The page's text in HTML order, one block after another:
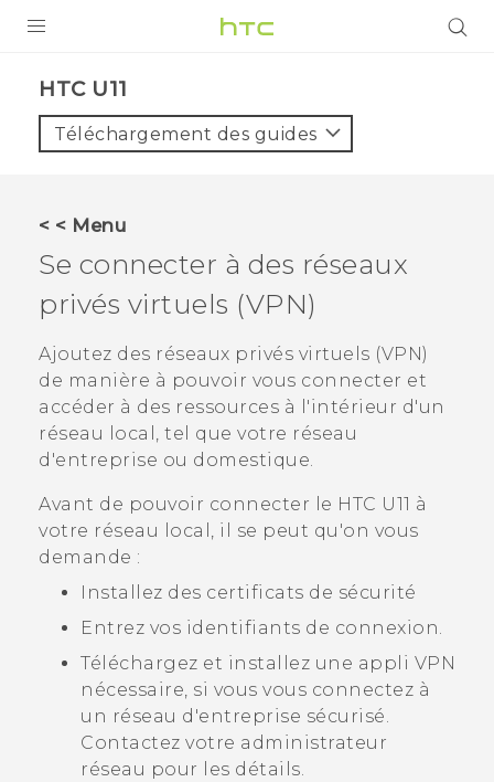
VIVE
VIVERSE
SUPPORT
Appareils HTC & Accessoires
Achat & Règlement Questions
HTC U11‎
Téléchargement des guides
< < Menu
Se connecter à des réseaux
privés virtuels (VPN)
Ajoutez des réseaux privés virtuels (VPN)
de manière à pouvoir vous connecter et
accéder à des ressources à l'intérieur d'un
réseau local, tel que votre réseau
d'entreprise ou domestique.
Avant de pouvoir connecter le HTC U11 à
votre réseau local, il se peut qu'on vous
demande :
Installez des certificats de sécurité
Entrez vos identifiants de connexion.
Téléchargez et installez une appli VPN
nécessaire, si vous vous connectez à
un réseau d'entreprise sécurisé.
Contactez votre administrateur
réseau pour les détails.